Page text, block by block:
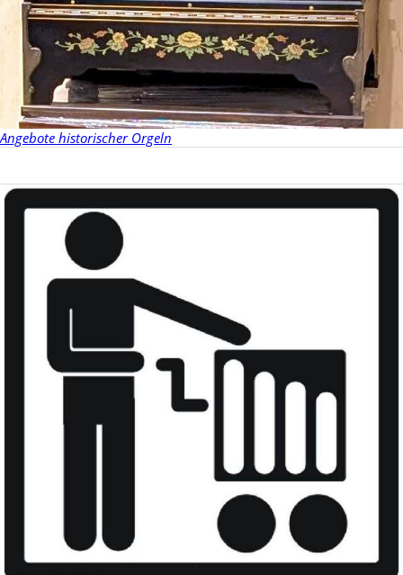
Angebote historischer Orgeln